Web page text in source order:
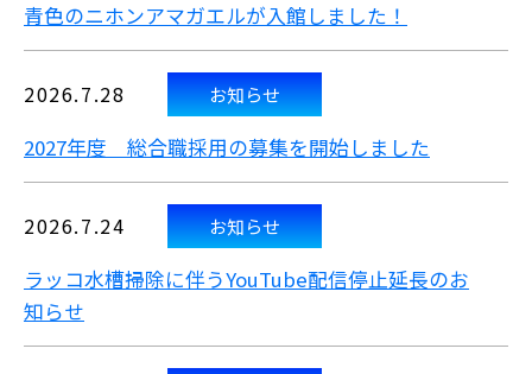
青色のニホンアマガエルが入館しました！
2026.7.28 お知らせ
2027年度 総合職採用の募集を開始しました
2026.7.24 お知らせ
ラッコ水槽掃除に伴うYouTube配信停止延長のお
知らせ